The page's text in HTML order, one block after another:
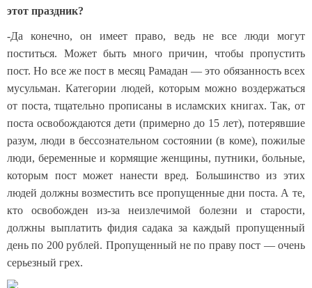
этот праздник?
-Да конечно, он имеет право, ведь не все люди могут
поститься. Может быть много причин, чтобы пропустить
пост. Но все же пост в месяц Рамадан — это обязанность всех
мусульман. Категории людей, которым можно воздержаться
от поста, тщательно прописаны в исламских книгах. Так, от
поста освобождаются дети (примерно до 15 лет), потерявшие
разум, люди в бессознательном состоянии (в коме), пожилые
люди, беременные и кормящие женщины, путники, больные,
которым пост может нанести вред. Большинство из этих
людей должны возместить все пропущенные дни поста. А те,
кто освобожден из-за неизлечимой болезни и старости,
должны выплатить фидия садака за каждый пропущенный
день по 200 рублей. Пропущенный не по праву пост — очень
серьезный грех.